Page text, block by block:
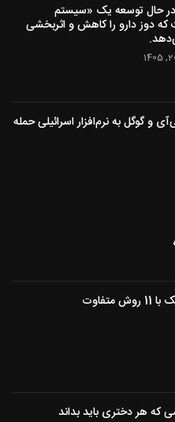
حال توسعه یک «سیستم
که دوز دارو را کاهش و اثربخشی
و گوگل به نرم‌افزار اسرائیلی حمله